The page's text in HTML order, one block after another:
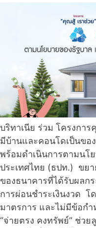
บริทาเนีย ร่วม โครงกา
มีบ้านและคอนโดเป็นขอ
พร้อมดำเนินการตามนโ
ประเทศไทย (ธปท.) ขยา
ของธนาคารที่ได้รับผลก
การผ่อนชำระเงินงวด โ
มาตรการ และไม่มีข้อกำ
“จ่ายตรง คงทรัพย์” ช่ว